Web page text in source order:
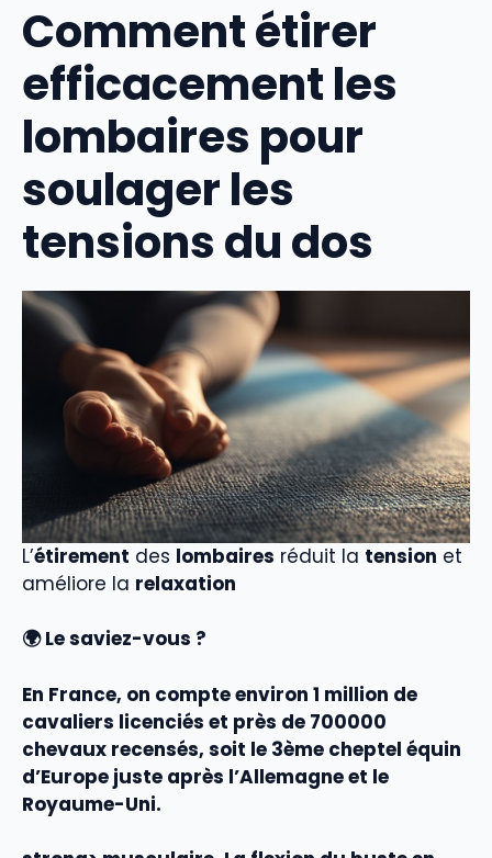
Comment étirer
efficacement les
lombaires pour
soulager les
tensions du dos
L’étirement des lombaires réduit la tension et
améliore la relaxation
🌍 Le saviez-vous ?
En France, on compte environ 1 million de
cavaliers licenciés et près de 700000
chevaux recensés, soit le 3ème cheptel équin
d’Europe juste après l’Allemagne et le
Royaume-Uni.